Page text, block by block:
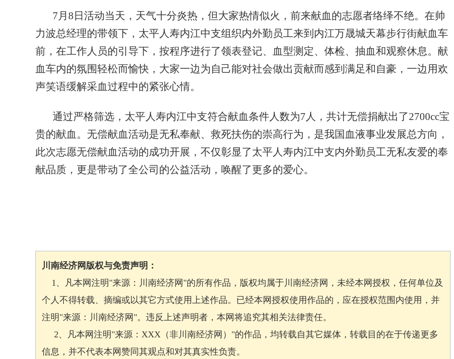
7月 8日活动当天 ， 天气十分炎热，但大家热情似火，前来献血的志愿者络绎不绝。在帅
力波总经理的带领下，太平人寿内江中支组织内外勤 员工来到 内江万晟城天幕步行街献血车
前，在工作人员的引导下，按程序进行了领表登记、血型测定、体检、抽血和观察休息。献
血车内的氛围轻松而愉快，大家一边为自己能对社会做出贡献而感到满足和自豪，一边用欢
声笑语缓解采血过程中的紧张心情。
通过严格筛选，太平人寿内江中支符合献血条件人数为7人，共计无偿捐献出了2700cc宝
贵的献血。 无偿献血活动是无私奉献、救死扶伤的崇高行为，是我国血液事业发展总方向，
此次志愿无偿献血活动的成功开展，不仅彰显了太平人寿内江中支内外勤员工无私友爱的奉
献品质，更是带动了全公司的公益活动，唤醒了更多的爱心。
川南经济网版权与免责声明：
1、凡本网注明"来源：川南经济网"的所有作品，版权均属于川南经济网，未经本网授权，任何单位及
个人不得转载、摘编或以其它方式使用上述作品。已经本网授权使用作品的，应在授权范围内使用，并
注明"来源：川南经济网"。违反上述声明者，本网将追究其相关法律责任。
2、凡本网注明"来源：XXX（非川南经济网）"的作品，均转载自其它媒体，转载目的在于传递更多
信息，并不代表本网赞同其观点和对其真实性负责。